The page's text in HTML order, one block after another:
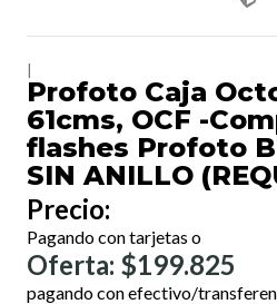
Profoto Caja
61cms, OCF -
flashes Profoto
SIN ANILLO
Precio:
Pagando con tarjetas o
Oferta: $199.825
pagando con efectivo/